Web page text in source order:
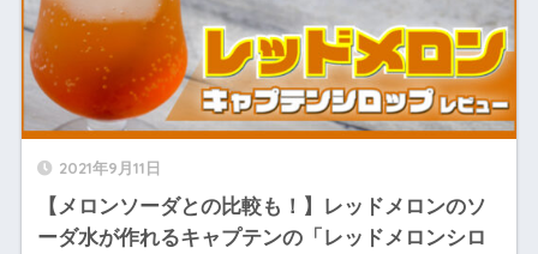
2021年9月11日
【メロンソーダとの比較も！】レッドメロンのソ
ーダ水が作れるキャプテンの「レッドメロンシロ